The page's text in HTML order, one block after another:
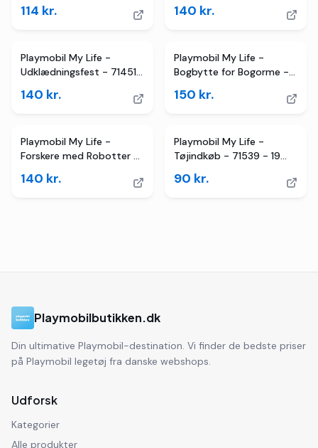
114 kr. 140 kr.
Playmobil My Life -
Udklædningsfest - 71451
140 kr.
Playmobil My Life -
Bogbytte for Bogorme -
150 kr.
Playmobil My Life -
Forskere med Robotter -
140 kr.
Playmobil My Life -
Tøjindkøb - 71539 - 19
90 kr.
Playmobilbutikken.dk
Din ultimative Playmobil-destination. Vi finder de bedste priser
på Playmobil legetøj fra danske webshops.
Udforsk
Kategorier
Alle produkter